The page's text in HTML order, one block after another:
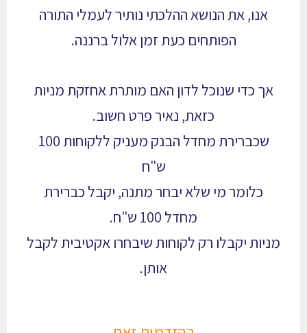
אנו, את הנושא ההלכתי נותיר לעמלי התורה
הפותחים כעת זמן אלול ברננה.
אך כדי שנוכל לדון האם מותרת אחזקת מניות
כזאת, נאיר פרט חשוב.
שכברירת מחדל הבנק מעניק ללקוחות 100
ש"ח
כלומר מי שלא יבחר מתנה, יקבל כברירת
מחדל 100 ש"ח.
מניות יקבלו רק לקוחות שיבחרו אקטיבית לקבל
אותן.